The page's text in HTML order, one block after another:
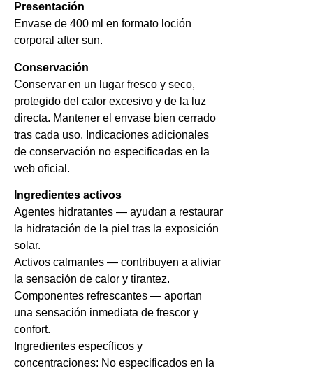
Presentación
Envase de 400 ml en formato loción
corporal after sun.
Conservación
Conservar en un lugar fresco y seco,
protegido del calor excesivo y de la luz
directa. Mantener el envase bien cerrado
tras cada uso. Indicaciones adicionales
de conservación no especificadas en la
web oficial.
Ingredientes activos
Agentes hidratantes — ayudan a restaurar
la hidratación de la piel tras la exposición
solar.
Activos calmantes — contribuyen a aliviar
la sensación de calor y tirantez.
Componentes refrescantes — aportan
una sensación inmediata de frescor y
confort.
Ingredientes específicos y
concentraciones: No especificados en la